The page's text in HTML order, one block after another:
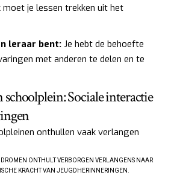
je lessen trekken uit het
leraar bent: Je hebt de behoefte
met anderen te delen en te
Sociale interactie
ONTHULT VERBORGEN VERLANGENS NAAR
KRACHT VAN JEUGDHERINNERINGEN.